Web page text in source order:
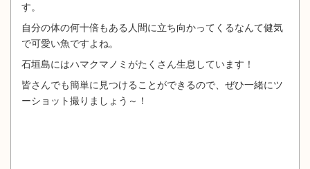
す。
自分の体の何十倍もある人間に立ち向かってくるなんて健気
で可愛い魚ですよね。
石垣島にはハマクマノミがたくさん生息しています！
皆さんでも簡単に見つけることができるので、ぜひ一緒にツ
ーショット撮りましょう～！